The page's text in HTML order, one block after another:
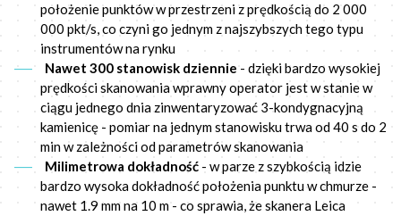
położenie punktów w przestrzeni z prędkością do 2 000
000 pkt/s, co czyni go jednym z najszybszych tego typu
instrumentów na rynku
Nawet 300 stanowisk dziennie - dzięki bardzo wysokiej
prędkości skanowania wprawny operator jest w stanie w
ciągu jednego dnia zinwentaryzować 3-kondygnacyjną
kamienicę - pomiar na jednym stanowisku trwa od 40 s do 2
min w zależności od parametrów skanowania
Milimetrowa dokładność - w parze z szybkością idzie
bardzo wysoka dokładność położenia punktu w chmurze -
nawet 1.9 mm na 10 m - co sprawia, że skanera Leica